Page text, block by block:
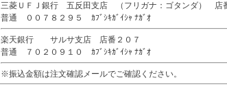
三菱ＵＦＪ銀行 五反田支店 （フリガナ：ゴタンダ） 店
普通 ００７８２９５ ｶﾌﾞｼｷｶﾞｲｼｬ ﾅｶﾞｵ
楽天銀行 サルサ支店 店番２０７
普通 ７０２０９１０ ｶﾌﾞｼｷｶﾞｲｼｬ ﾅｶﾞｵ
※振込金額は注文確認メールでご確認ください。